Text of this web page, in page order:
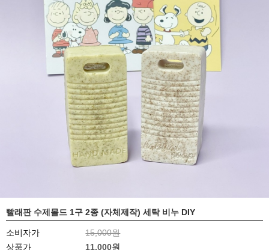
빨래판 수제몰드 1구 2종 (자체제작) 세탁 비누 DIY
소비자가
15,000원
상품가
11,000원